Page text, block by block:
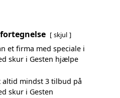
skjul
et firma med speciale i
skur i Gesten hjælpe
altid mindst 3 tilbud på
skur i Gesten